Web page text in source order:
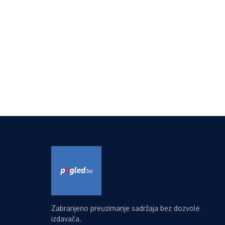
Zabranjeno preuzimanje sadržaja bez dozvole
izdavača.